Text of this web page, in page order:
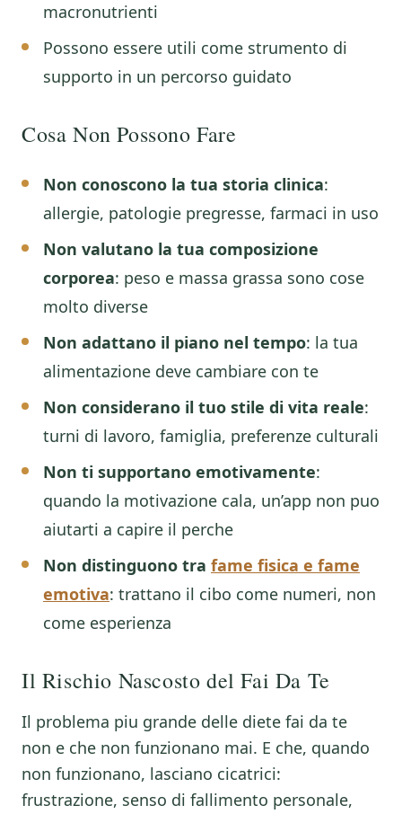
macronutrienti
Possono essere utili come strumento di
supporto in un percorso guidato
Cosa Non Possono Fare
Non conoscono la tua storia clinica:
allergie, patologie pregresse, farmaci in uso
Non valutano la tua composizione
corporea: peso e massa grassa sono cose
molto diverse
Non adattano il piano nel tempo: la tua
alimentazione deve cambiare con te
Non considerano il tuo stile di vita reale:
turni di lavoro, famiglia, preferenze culturali
Non ti supportano emotivamente:
quando la motivazione cala, un’app non puo
aiutarti a capire il perche
Non distinguono tra fame fisica e fame
emotiva: trattano il cibo come numeri, non
come esperienza
Il Rischio Nascosto del Fai Da Te
Il problema piu grande delle diete fai da te
non e che non funzionano mai. E che, quando
non funzionano, lasciano cicatrici:
frustrazione, senso di fallimento personale,